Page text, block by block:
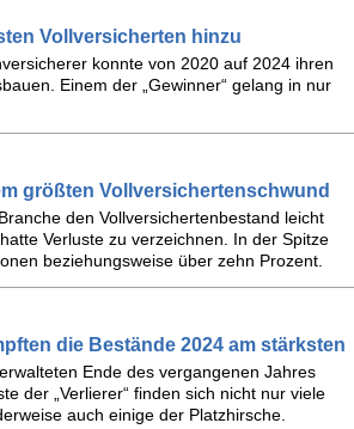
Vollversicherten hinzu
konnte von 2020 auf 2024 ihren
Einem der „Gewinner“ gelang in nur
größten Vollversichertenschwund
den Vollversichertenbestand leicht
Verluste zu verzeichnen. In der Spitze
beziehungsweise über zehn Prozent.
die Bestände 2024 am stärksten
Ende des vergangenen Jahres
der „Verlierer“ finden sich nicht nur viele
auch einige der Platzhirsche.